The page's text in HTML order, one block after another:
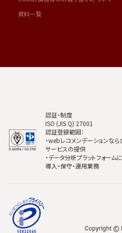
資料一覧
認証・制度
ISO (JIS Q) 27001
認証登録範囲：
・webレコメンデーションな
サービスの提供
・データ分析プラットフォー
導入・保守・運用業務
Copyright ©